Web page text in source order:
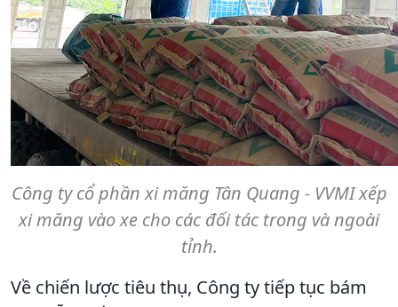
Công ty cổ phần xi măng Tân Quang - VVMI xếp
xi măng vào xe cho các đối tác trong và ngoài
tỉnh.
Về chiến lược tiêu thụ, Công ty tiếp tục bám